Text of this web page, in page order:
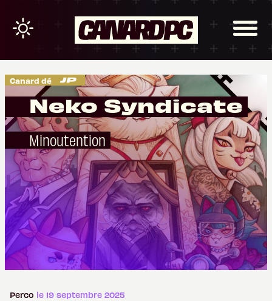
Canard dé
Neko Syndicate
Minoutention
Perco le 19 septembre 2025